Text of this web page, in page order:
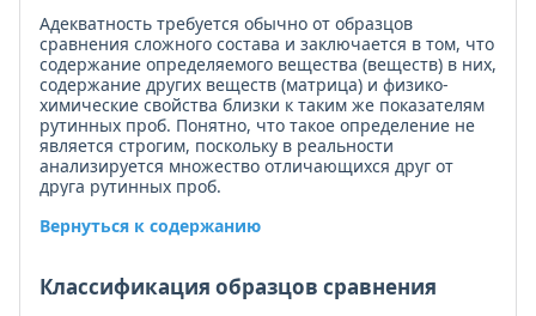
Адекватность требуется обычно от образцов
сравнения сложного состава и заключается в том, что
содержание определяемого вещества (веществ) в них,
содержание других веществ (матрица) и физико-
химические свойства близки к таким же показателям
рутинных проб. Понятно, что такое определение не
является строгим, поскольку в реальности
анализируется множество отличающихся друг от
друга рутинных проб.
Вернуться к содержанию
Классификация образцов сравнения